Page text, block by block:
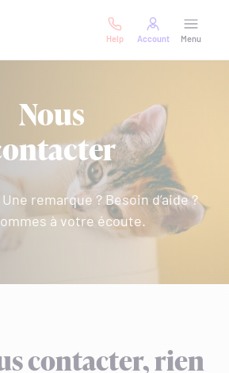
Help Account Menu
Nous
remarque ? Besoin d’aide ?
à votre écoute.
contacter, rien